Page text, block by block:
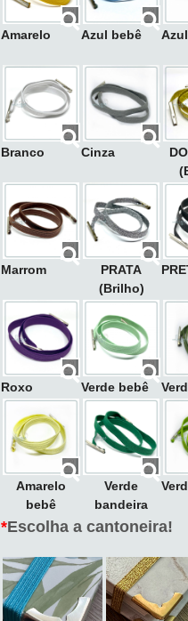
Amarelo Azul bebê
Branco Cinza
Marrom
PRATA
(Brilho)
Roxo Verde bebê
Amarelo
bebê
Verde
bandeira
*Escolha a cantoneira!